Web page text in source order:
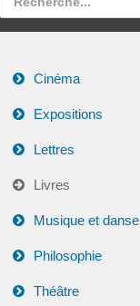
Cinéma
Expositions
Lettres
Livres
Musique et danse
Philosophie
Théâtre